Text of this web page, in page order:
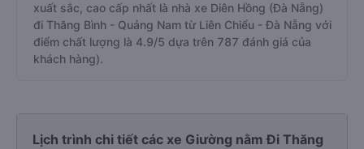
xuất sắc, cao cấp nhất là nhà xe Diên Hồng (Đà Nẵng)
đi Thăng Bình - Quảng Nam từ Liên Chiểu - Đà Nẵng với
điểm chất lượng là 4.9/5 dựa trên 787 đánh giá của
khách hàng).
Lịch trình chi tiết các xe Giường nằm Đi Thăng